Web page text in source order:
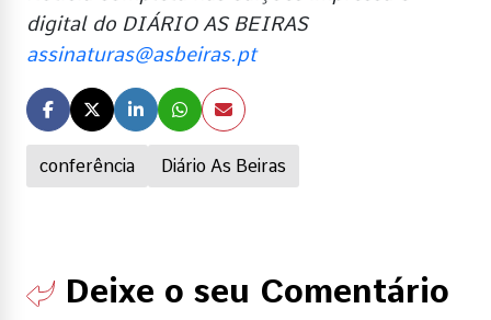
conferência Diário As Beiras
digital do DIÁRIO AS BEIRAS
assinaturas@asbeiras.pt
Deixe o seu Comentário